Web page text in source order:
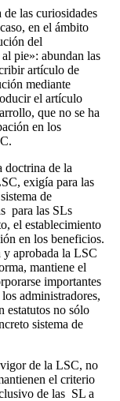
las curiosidades
en el ámbito
del
pie»: abundan las
artículo de
mediante
el artículo
que no se ha
en los
doctrina de la
exigía para las
de
para las SLs
el establecimiento
en los beneficios.
y aprobada la LSC
mantiene el
importantes
administradores,
estatutos no sólo
sistema de
de la LSC, no
el criterio
de las SL a